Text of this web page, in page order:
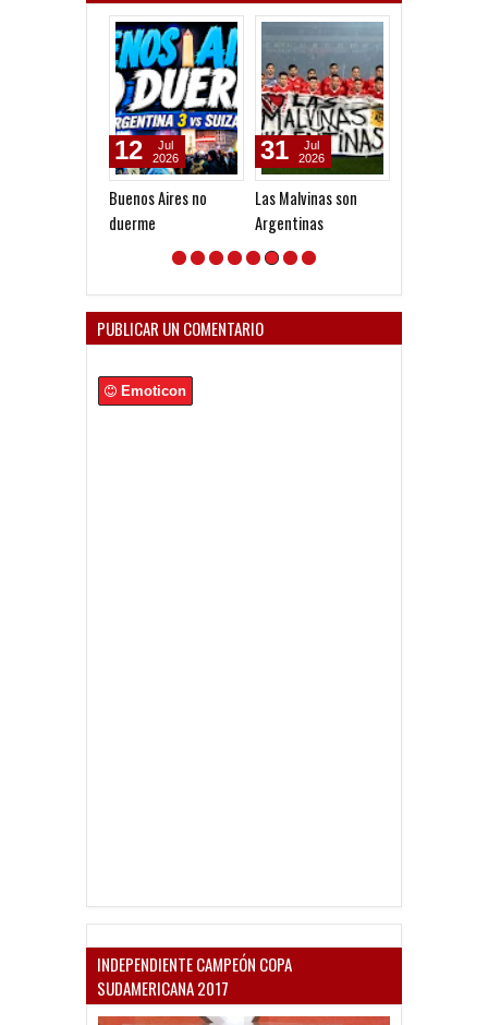
Buenos Aires no
duerme
12
Jul
2026
Las Malvinas son
Argentinas
31
Jul
2026
PUBLICAR UN COMENTARIO
Emoticon
INDEPENDIENTE CAMPEÓN COPA
SUDAMERICANA 2017